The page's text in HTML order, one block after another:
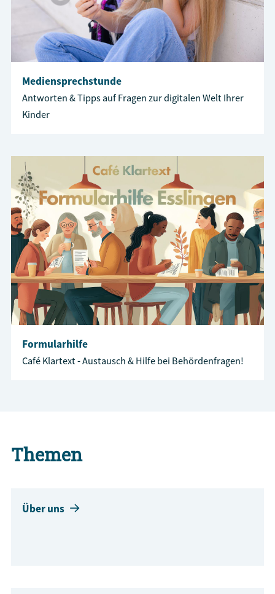
Mediensprechstunde
Antworten & Tipps auf Fragen zur digitalen Welt Ihrer
Kinder
Formularhilfe
Café Klartext - Austausch & Hilfe bei Behördenfragen!
Themen
Über uns